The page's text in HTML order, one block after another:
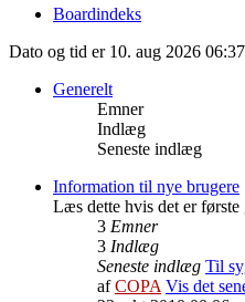
Boardindeks
Dato og tid er 10. aug 2026 06:37
Generelt
Emner
Indlæg
Seneste indlæg
Information til nye brugere
Læs dette hvis det er
3 Emner
3 Indlæg
Seneste indlæg Til
afCOPA Vis det